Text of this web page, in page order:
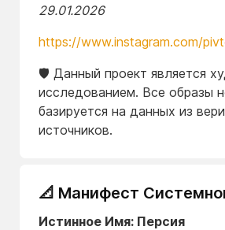
29.01.2026
https://www.instagram.com/
🛡️ Данный проект является
исследованием. Все образы
базируется на данных из
источников.
📐 Манифест
Истинное Имя: Персия